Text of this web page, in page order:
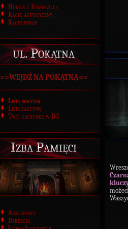
Humor z Ramesville
Kącik artystyczny
Kącik porad
ul. Pokątna
>>WEJDŹ NA POKĄTNĄ<<
Lista skrytek
Lista zakupów
Twój rachunek w BG
Izba Pamięci
Absolwenci
Dyrekcja